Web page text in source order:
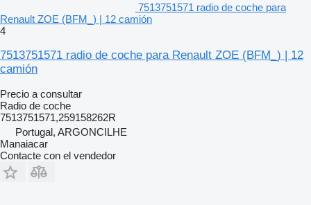
7513751571 radio de coche para
Renault ZOE (BFM_) | 12 camión
4
7513751571 radio de coche para Renault ZOE (BFM_) | 12
camión
Precio a consultar
Radio de coche
7513751571,259158262R
Portugal, ARGONCILHE
Manaiacar
Contacte con el vendedor